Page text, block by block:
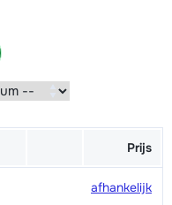
Prijs
afhankelijk